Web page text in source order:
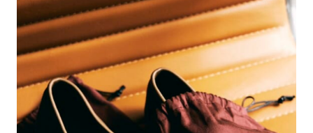
#GH 銘品の所以 #フイナムのYouTube
#Commune H #FOCUS IT #AH.H
#ととけん #FASHION #MUSIC #MOVIE
#LIFESTYLE #SNEAKER #OUTDOOR
#SPORTS #HANDSOME HANDBOOK